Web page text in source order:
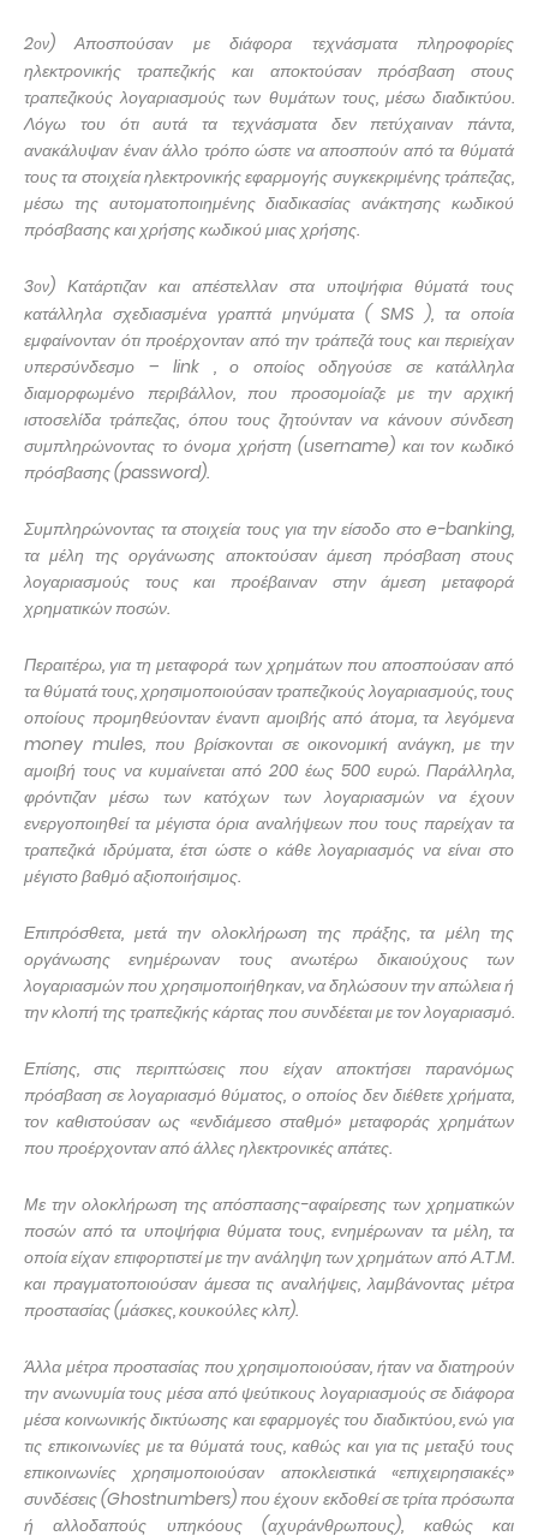
2ον) Αποσπούσαν με διάφορα τεχνάσματα πληροφορίες
ηλεκτρονικής τραπεζικής και αποκτούσαν πρόσβαση στους
τραπεζικούς λογαριασμούς των θυμάτων τους, μέσω διαδικτύου.
Λόγω του ότι αυτά τα τεχνάσματα δεν πετύχαιναν πάντα,
ανακάλυψαν έναν άλλο τρόπο ώστε να αποσπούν από τα θύματά
τους τα στοιχεία ηλεκτρονικής εφαρμογής συγκεκριμένης τράπεζας,
μέσω της αυτοματοποιημένης διαδικασίας ανάκτησης κωδικού
πρόσβασης και χρήσης κωδικού μιας χρήσης.
3ον) Κατάρτιζαν και απέστελλαν στα υποψήφια θύματά τους
κατάλληλα σχεδιασμένα γραπτά μηνύματα (SMS ), τα οποία
εμφαίνονταν ότι προέρχονταν από την τράπεζά τους και περιείχαν
υπερσύνδεσμο – link , ο οποίος οδηγούσε σε κατάλληλα
διαμορφωμένο περιβάλλον, που προσομοίαζε με την αρχική
ιστοσελίδα τράπεζας, όπου τους ζητούνταν να κάνουν σύνδεση
συμπληρώνοντας το όνομα χρήστη (username) και τον κωδικό
πρόσβασης (password).
Συμπληρώνοντας τα στοιχεία τους για την είσοδο στο e-banking,
τα μέλη της οργάνωσης αποκτούσαν άμεση πρόσβαση στους
λογαριασμούς τους και προέβαιναν στην άμεση μεταφορά
χρηματικών ποσών.
Περαιτέρω, για τη μεταφορά των χρημάτων που αποσπούσαν από
τα θύματά τους, χρησιμοποιούσαν τραπεζικούς λογαριασμούς, τους
οποίους προμηθεύονταν έναντι αμοιβής από άτομα, τα λεγόμενα
money mules, που βρίσκονται σε οικονομική ανάγκη, με την
αμοιβή τους να κυμαίνεται από 200 έως 500 ευρώ. Παράλληλα,
φρόντιζαν μέσω των κατόχων των λογαριασμών να έχουν
ενεργοποιηθεί τα μέγιστα όρια αναλήψεων που τους παρείχαν τα
τραπεζικά ιδρύματα, έτσι ώστε ο κάθε λογαριασμός να είναι στο
μέγιστο βαθμό αξιοποιήσιμος.
Επιπρόσθετα, μετά την ολοκλήρωση της πράξης, τα μέλη της
οργάνωσης ενημέρωναν τους ανωτέρω δικαιούχους των
λογαριασμών που χρησιμοποιήθηκαν, να δηλώσουν την απώλεια ή
την κλοπή της τραπεζικής κάρτας που συνδέεται με τον λογαριασμό.
Επίσης, στις περιπτώσεις που είχαν αποκτήσει παρανόμως
πρόσβαση σε λογαριασμό θύματος, ο οποίος δεν διέθετε χρήματα,
τον καθιστούσαν ως «ενδιάμεσο σταθμό» μεταφοράς χρημάτων
που προέρχονταν από άλλες ηλεκτρονικές απάτες.
Με την ολοκλήρωση της απόσπασης-αφαίρεσης των χρηματικών
ποσών από τα υποψήφια θύματα τους, ενημέρωναν τα μέλη, τα
οποία είχαν επιφορτιστεί με την ανάληψη των χρημάτων από Α.Τ.Μ.
και πραγματοποιούσαν άμεσα τις αναλήψεις, λαμβάνοντας μέτρα
προστασίας (μάσκες, κουκούλες κλπ).
Άλλα μέτρα προστασίας που χρησιμοποιούσαν, ήταν να διατηρούν
την ανωνυμία τους μέσα από ψεύτικους λογαριασμούς σε διάφορα
μέσα κοινωνικής δικτύωσης και εφαρμογές του διαδικτύου, ενώ για
τις επικοινωνίες με τα θύματά τους, καθώς και για τις μεταξύ τους
επικοινωνίες χρησιμοποιούσαν αποκλειστικά «επιχειρησιακές»
συνδέσεις (Ghostnumbers) που έχουν εκδοθεί σε τρίτα πρόσωπα
ή αλλοδαπούς υπηκόους (αχυράνθρωπους), καθώς και